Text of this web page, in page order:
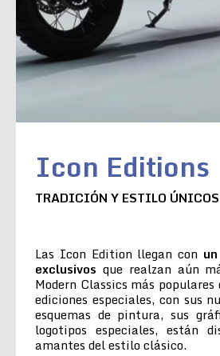
Icon Editions
TRADICIÓN Y ESTILO ÚNICOS
Las Icon Edition llegan con
exclusivos que realzan aún
Modern Classics más
ediciones especiales, con sus
esquemas de pintura, sus
logotipos especiales, están
amantes del estilo clásico.